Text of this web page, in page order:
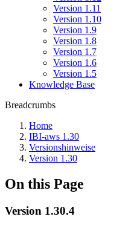
Version 1.11
Version 1.10
Version 1.9
Version 1.8
Version 1.7
Version 1.6
Version 1.5
Knowledge Base
Breadcrumbs
Home
IBI-aws 1.30
Versionshinweise
Version 1.30
On this Page
Version 1.30.4